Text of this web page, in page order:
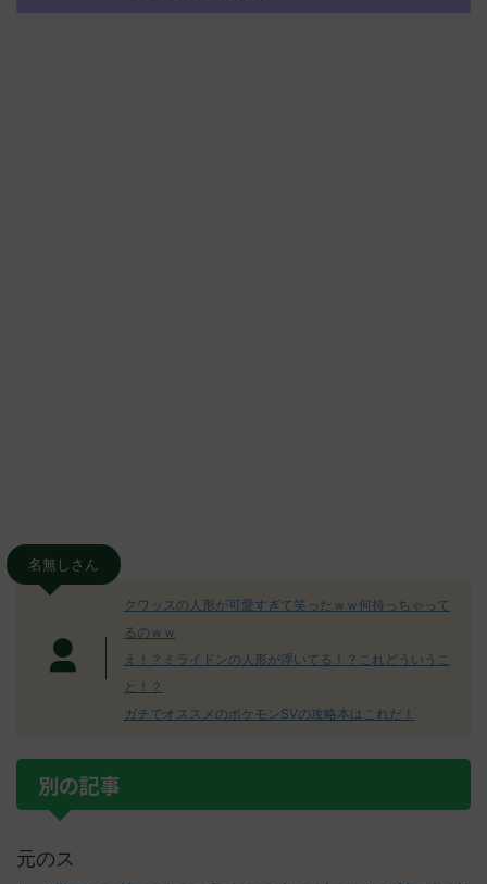
名無しさん
クワッスの人形が可愛すぎて笑ったｗｗ何持っちゃって
るのｗｗ
え！？ミライドンの人形が浮いてる！？これどういうこ
と！？
ガチでオススメのポケモンSVの攻略本はこれだ！
別の記事
元のス